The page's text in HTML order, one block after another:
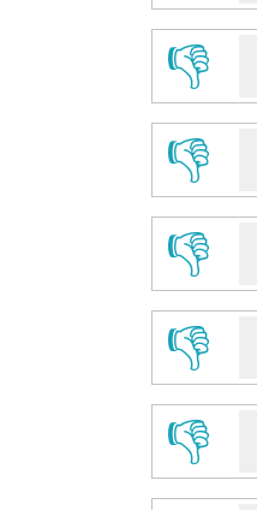
👎
👎
👎
👎
👎